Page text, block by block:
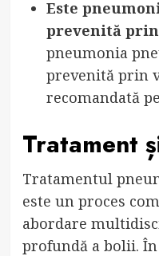
Este
prevenită
pneumonia
prevenită prin
recomandată
Tratament
Tratamentul
este un proces
abordare
profundă a bolii.